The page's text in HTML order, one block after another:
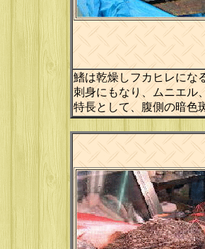
鰭は乾燥しフカヒレにな
刺身にもなり、ムニエル
特長として、腹側の暗色